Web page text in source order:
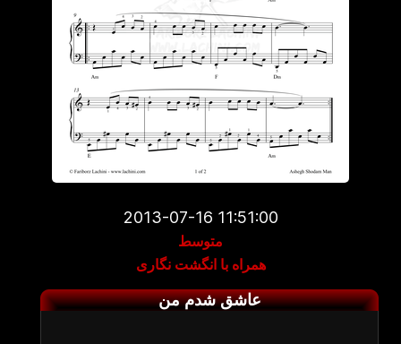
2013-07-16 11:51:00
متوسط
همراه با انگشت نگاری
عاشق شدم من